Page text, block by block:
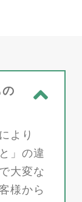
より
」の違
大変な
様から